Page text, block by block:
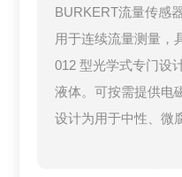
BURKERT流量传感
用于连续流量测量，
012 型光学式专门设
液体。可按需提供电
设计为用于中性、微